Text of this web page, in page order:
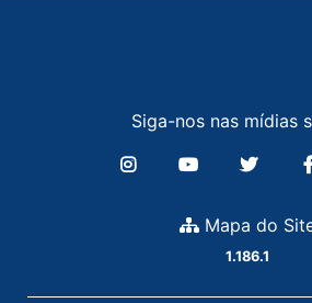
Siga-nos nas mídias
Mapa do
1.186.1